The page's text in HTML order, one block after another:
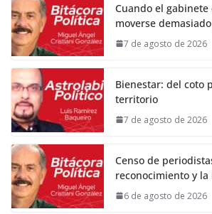
Cuando el gabinete
moverse
7 de agosto de 2026
Bienestar: del coto
territorio
7 de agosto de 2026
Censo de
reconocimiento y
6 de agosto de 2026